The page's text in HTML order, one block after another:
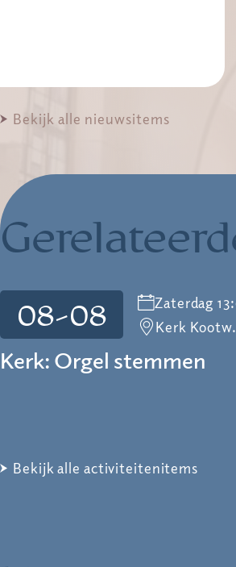
Bekijk alle nieuwsitems
08-08
Zaterdag
Kerk
Kerk: Orgel stemmen
Bekijk alle activiteitenitems